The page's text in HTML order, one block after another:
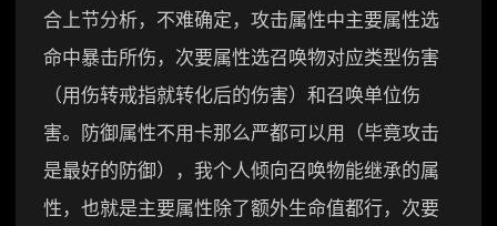
合上节分析，不难确定，攻击属性中主要属性选
命中暴击所伤，次要属性选召唤物对应类型伤害
（用伤转戒指就转化后的伤害）和召唤单位伤
害。防御属性不用卡那么严都可以用（毕竟攻击
是最好的防御），我个人倾向召唤物能继承的属
性，也就是主要属性除了额外生命值都行，次要